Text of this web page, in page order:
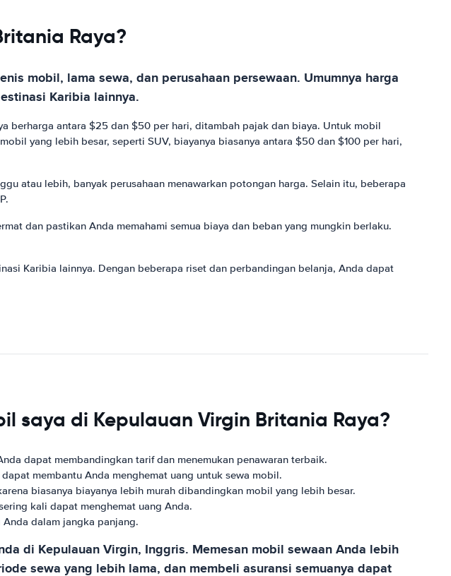
Raya?
mobil, lama sewa, dan perusahaan persewaan. Umumnya harga
Karibia lainnya.
antara $25 dan $50 per hari, ditambah pajak dan biaya. Untuk mobil
yang lebih besar, seperti SUV, biayanya biasanya antara $50 dan $100 per hari,
atau lebih, banyak perusahaan menawarkan potongan harga. Selain itu, beberapa
dan pastikan Anda memahami semua biaya dan beban yang mungkin berlaku.
Karibia lainnya. Dengan beberapa riset dan perbandingan belanja, Anda dapat
saya di Kepulauan Virgin Britania Raya?
dapat membandingkan tarif dan menemukan penawaran terbaik.
membantu Anda menghemat uang untuk sewa mobil.
biasanya biayanya lebih murah dibandingkan mobil yang lebih besar.
kali dapat menghemat uang Anda.
dalam jangka panjang.
di Kepulauan Virgin, Inggris. Memesan mobil sewaan Anda lebih
sewa yang lebih lama, dan membeli asuransi semuanya dapat